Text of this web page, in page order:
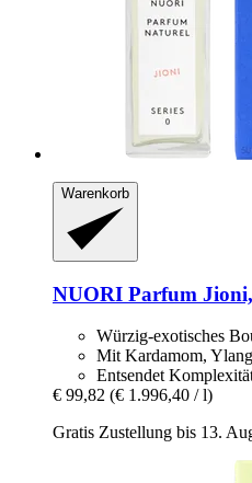
Warenkorb
NUORI Parfum
Würzig-exotisches
Mit Kardamom,
Entsendet
€ 99,82 (€ 1.996,40 / l)
Gratis Zustellung bis 13.